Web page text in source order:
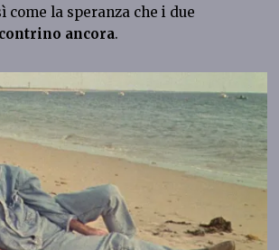
come la speranza che i due
ancora.